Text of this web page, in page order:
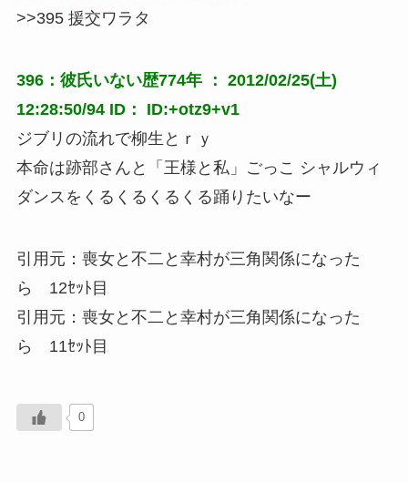
>>395 援交ワラタ
396：彼氏いない歴774年 ： 2012/02/25(土)
12:28:50/94 ID： ID:+otz9+v1
ジブリの流れで柳生とｒｙ
本命は跡部さんと「王様と私」ごっこ シャルウィ
ダンスをくるくるくるくる踊りたいなー
引用元：喪女と不二と幸村が三角関係になった
ら 12ｾｯﾄ目
引用元：喪女と不二と幸村が三角関係になった
ら 11ｾｯﾄ目
0